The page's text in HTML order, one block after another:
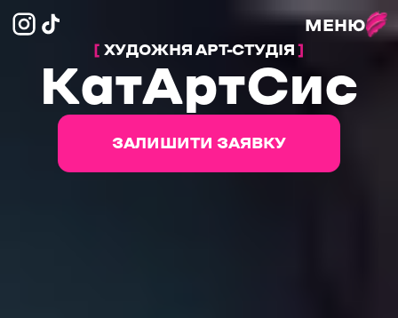
МЕНЮ
[ ХУДОЖНЯ АРТ-СТУДІЯ]
КатАртСис
ЗАЛИШИТИ ЗАЯВКУ